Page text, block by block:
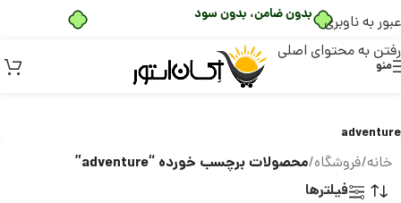
بدون ضامن، بدون سود
عبور به ناوبری
رفتن به محتوای اصلی
منو
adventure
خانه/فروشگاه/محصولات برچسب خورده “adventure”
فیلترها